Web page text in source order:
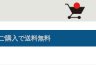
購入で送料無料